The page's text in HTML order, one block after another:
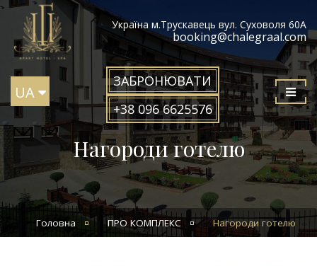
Україна м.Трускавець вул. Суховоля 60А
booking@chalegraal.com
UA
ЗАБРОНЮВАТИ
+38 096 6625576
Нагороди готелю
Головна ПРО КОМПЛЕКС Нагороди готелю